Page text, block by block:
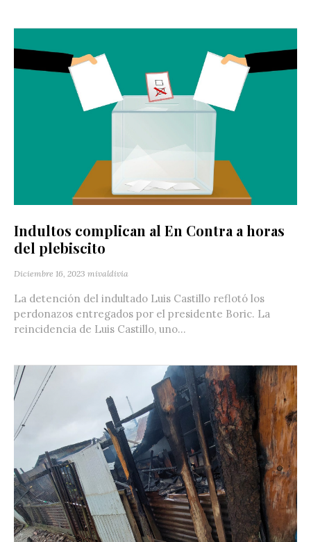
Indultos complican al En Contra a horas
del plebiscito
Diciembre 16, 2023 mivaldivia
La detención del indultado Luis Castillo reflotó los
perdonazos entregados por el presidente Boric. La
reincidencia de Luis Castillo, uno...